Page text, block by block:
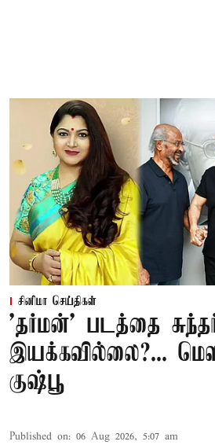
சினிமா செய்திகள்
'தர்மன்' படத்தை
இயக்கவில்லை?...
குஷ்பூ
Published on: 06 Aug 2026, 5:07 am